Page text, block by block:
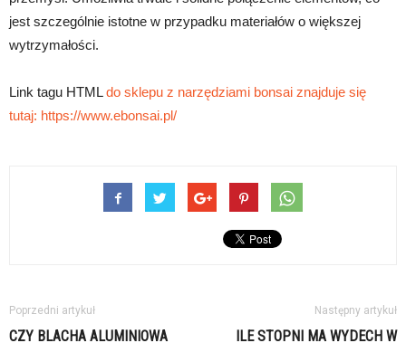
jest szczególnie istotne w przypadku materiałów o większej
wytrzymałości.
Link tagu HTMLdo sklepu z narzędziami bonsai znajduje się
tutaj: https://www.ebonsai.pl/
Poprzedni artykuł
CZY BLACHA ALUMINIOWA
Następny artykuł
ILE STOPNI MA WYDECH W